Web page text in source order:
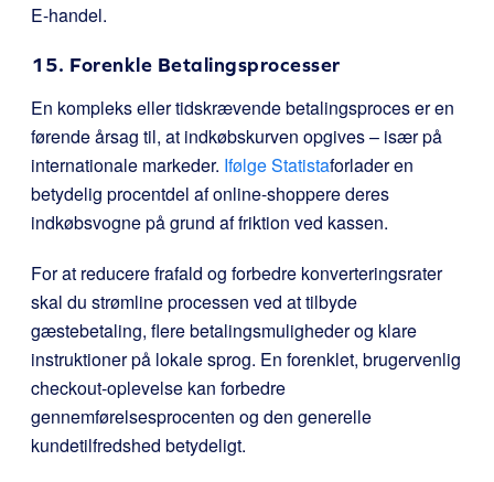
E-handel.
15. Forenkle Betalingsprocesser
En kompleks eller tidskrævende betalingsproces er en
førende årsag til, at indkøbskurven opgives – især på
internationale markeder. Ifølge Statistaforlader en
betydelig procentdel af online-shoppere deres
indkøbsvogne på grund af friktion ved kassen.
For at reducere frafald og forbedre konverteringsrater
skal du strømline processen ved at tilbyde
gæstebetaling, flere betalingsmuligheder og klare
instruktioner på lokale sprog. En forenklet, brugervenlig
checkout-oplevelse kan forbedre
gennemførelsesprocenten og den generelle
kundetilfredshed betydeligt.